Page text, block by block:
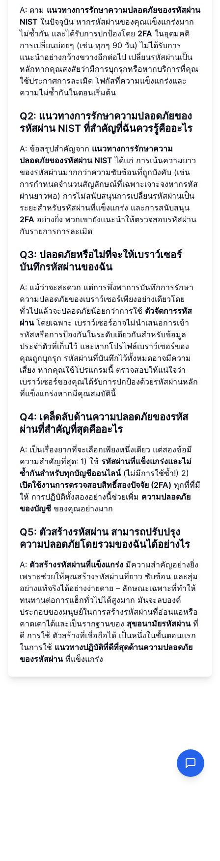
A: ตาม แนวทางการรักษาความปลอดภัยของรหัสผ่าน
NIST ในปัจจุบัน หากรหัสผ่านของคุณแข็งแกร่งมาก
ไม่ซ้ำกัน และได้รับการปกป้องโดย 2FA ในอุดมคติ
การเปลี่ยนบ่อยๆ (เช่น ทุกๆ 90 วัน) ไม่ได้รับการ
แนะนำอย่างกว้างขวางอีกต่อไป เปลี่ยนรหัสผ่านเป็น
หลักหากคุณสงสัยว่ามีการบุกรุกหรือหากบริการที่คุณ
ใช้ประกาศการละเมิด โฟกัสที่ความแข็งแกร่งและ
ความไม่ซ้ำกันในตอนเริ่มต้น
Q2: แนวทางการรักษาความปลอดภัยของ
รหัสผ่าน NIST ที่สำคัญที่ฉันควรรู้คืออะไร
A: ข้อสรุปสำคัญจาก แนวทางการรักษาความ
ปลอดภัยของรหัสผ่าน NIST ได้แก่ การเน้นความยาว
ของรหัสผ่านมากกว่าความซับซ้อนที่ถูกบังคับ (เช่น
การกำหนดจำนวนสัญลักษณ์ที่เฉพาะเจาะจงหากรหัส
ผ่านยาวพอ) การไม่สนับสนุนการเปลี่ยนรหัสผ่านเป็น
ระยะสำหรับรหัสผ่านที่แข็งแกร่ง และการสนับสนุน
2FA อย่างยิ่ง พวกเขายังแนะนำให้ตรวจสอบรหัสผ่าน
กับรายการการละเมิด
Q3: ปลอดภัยหรือไม่ที่จะให้เบราว์เซอร์
บันทึกรหัสผ่านของฉัน
A: แม้ว่าจะสะดวก แต่การพึ่งพาการบันทึกการรักษา
ความปลอดภัยของเบราว์เซอร์เพียงอย่างเดียวโดย
ทั่วไปแล้วจะปลอดภัยน้อยกว่าการใช้ ตัวจัดการรหัส
ผ่านโดยเฉพาะ เบราว์เซอร์อาจไม่นำเสนอการเข้า
รหัสหรือการป้องกันในระดับเดียวกันสำหรับข้อมูล
ประจำตัวที่เก็บไว้ และหากโปรไฟล์เบราว์เซอร์ของ
คุณถูกบุกรุก รหัสผ่านที่บันทึกไว้ทั้งหมดอาจมีความ
เสี่ยง หากคุณใช้โปรแกรมนี้ ตรวจสอบให้แน่ใจว่า
เบราว์เซอร์ของคุณได้รับการปกป้องด้วยรหัสผ่านหลัก
ที่แข็งแกร่งหากมีคุณสมบัตินี้
Q4: เคล็ดลับด้านความปลอดภัยของรหัส
ผ่านที่สำคัญที่สุดคืออะไร
A: เป็นเรื่องยากที่จะเลือกเพียงหนึ่งเดียว แต่สองข้อมี
ความสำคัญที่สุด: 1) ใช้ รหัสผ่านที่แข็งแกร่งและไม่
ซ้ำกันสำหรับทุกบัญชีออนไลน์(ไม่มีการใช้ซ้ำ!) 2)
เปิดใช้งานการตรวจสอบสิทธิ์สองปัจจัย (2FA) ทุกที่ที่มี
ให้ การปฏิบัติทั้งสองอย่างนี้ช่วยเพิ่ม ความปลอดภัย
ของบัญชี ของคุณอย่างมาก
Q5: ตัวสร้างรหัสผ่าน สามารถปรับปรุง
ความปลอดภัยโดยรวมของฉันได้อย่างไร
A: ตัวสร้างรหัสผ่านที่แข็งแกร่ง มีความสำคัญอย่างยิ่ง
เพราะช่วยให้คุณสร้างรหัสผ่านที่ยาว ซับซ้อน และสุ่ม
อย่างแท้จริงได้อย่างง่ายดาย – ลักษณะเฉพาะที่ทำให้
ทนทานต่อการแฮ็กทั่วไปได้สูงมาก มันจะลบองค์
ประกอบของมนุษย์ในการสร้างรหัสผ่านที่อ่อนแอหรือ
คาดเดาได้และเป็นรากฐานของ สุขอนามัยรหัสผ่านที่
ดี การใช้ ตัวสร้างที่เชื่อถือได้ เป็นหนึ่งในขั้นตอนแรก
ในการใช้ แนวทางปฏิบัติที่ดีที่สุดด้านความปลอดภัย
ของรหัสผ่านที่แข็งแกร่ง